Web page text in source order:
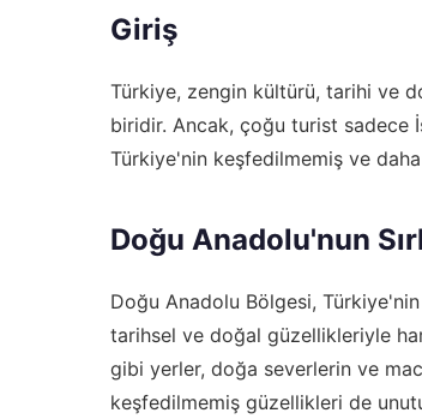
Giriş
Türkiye, zengin kültürü, tarihi ve
biridir. Ancak, çoğu turist sadece
Türkiye'nin keşfedilmemiş ve
Doğu Anadolu'nun
Doğu Anadolu Bölgesi,
tarihsel ve doğal güzellikleriyle
gibi yerler, doğa severlerin ve
keşfedilmemiş güzellikleri de